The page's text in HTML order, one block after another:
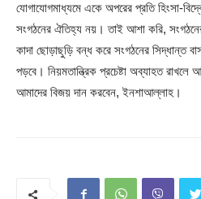
যোগাযোগমাধ্যমে একে অপরের প্রতি হিংসা-
সংগঠনের ঐতিহ্য নয়। তাই আশা করি,
কাদা ছোড়াছুড়ি বন্ধ করে সংগঠনের সিদ্ধান্ত
পড়বে। নিয়মতান্ত্রিক প্রচেষ্টা অব্যাহত
আমাদের বিজয় দান করবেন, ইনশাআল্লাহ।